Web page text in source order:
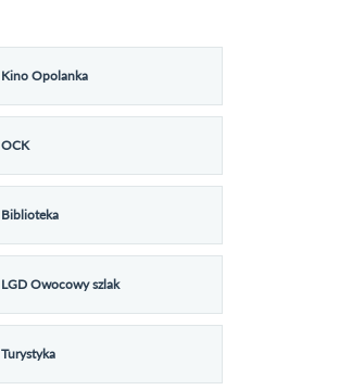
Kino Opolanka
OCK
Biblioteka
LGD Owocowy szlak
Turystyka